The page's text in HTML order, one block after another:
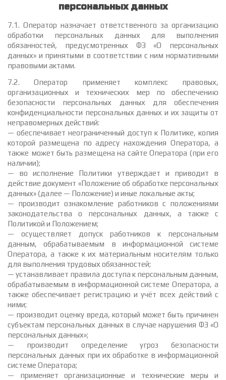
персональных данных
7.1. Оператор назначает ответственного за организацию
обработки персональных данных для выполнения
обязанностей, предусмотренных ФЗ «О персональных
данных» и принятыми в соответствии с ним нормативными
правовыми актами.
7.2. Оператор применяет комплекс правовых,
организационных и технических мер по обеспечению
безопасности персональных данных для обеспечения
конфиденциальности персональных данных и их защиты от
неправомерных действий:
— обеспечивает неограниченный доступ к Политике, копия
которой размещена по адресу нахождения Оператора, а
также может быть размещена на сайте Оператора (при его
наличии);
— во исполнение Политики утверждает и приводит в
действие документ «Положение об обработке персональных
данных» (далее — Положение) и иные локальные акты;
— производит ознакомление работников с положениями
законодательства о персональных данных, а также с
Политикой и Положением;
— осуществляет допуск работников к персональным
данным, обрабатываемым в информационной системе
Оператора, а также к их материальным носителям только
для выполнения трудовых обязанностей;
— устанавливает правила доступа к персональным данным,
обрабатываемым в информационной системе Оператора, а
также обеспечивает регистрацию и учёт всех действий с
ними;
— производит оценку вреда, который может быть причинен
субъектам персональных данных в случае нарушения ФЗ «О
персональных данных»;
— производит определение угроз безопасности
персональных данных при их обработке в информационной
системе Оператора;
— применяет организационные и технические меры и